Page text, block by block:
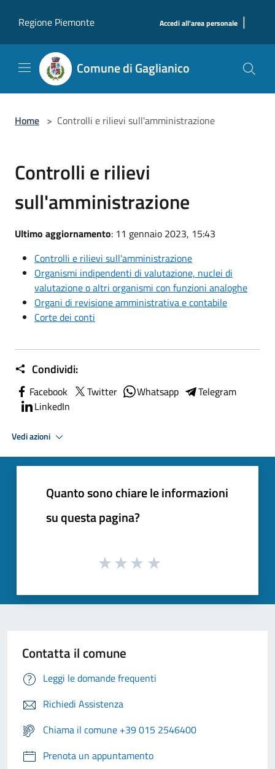
Regione Piemonte
Accedi all'area personale |
Comune di Gaglianico
Home > Controlli e rilievi sull'amministrazione
Controlli e rilievi
sull'amministrazione
Ultimo aggiornamento: 11 gennaio 2023, 15:43
Controlli e rilievi sull'amministrazione
Organismi indipendenti di valutazione, nuclei di
valutazione o altri organismi con funzioni analoghe
Organi di revisione amministrativa e contabile
Corte dei conti
Condividi:
Facebook Twitter Whatsapp
Telegram
LinkedIn
Vedi azioni
Quanto sono chiare le informazioni
su questa pagina?
Contatta il comune
Leggi le domande frequenti
Richiedi Assistenza
Chiama il comune +39 015 2546400
Prenota un appuntamento